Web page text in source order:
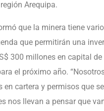
Arequipa.
que la minera tiene
que permitirán una
300 millones en capital de
el próximo año.
en cartera y permisos que
nos llevan a pensar que